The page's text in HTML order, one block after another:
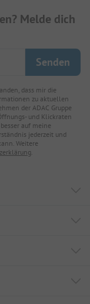
Melde dich
dass mir die
zu aktuellen
der ADAC Gruppe
und Klickraten
auf meine
jederzeit und
Weitere
.